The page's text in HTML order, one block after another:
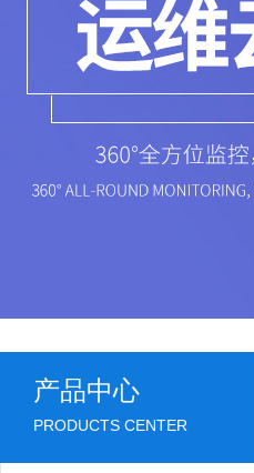
产品中心
PRODUCTS CENTER